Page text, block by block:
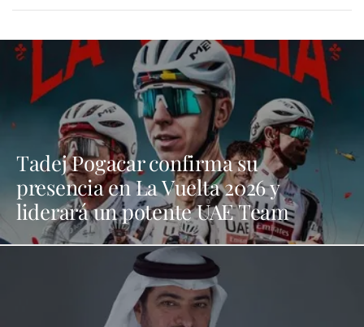
Tadej Pogacar confirma su
presencia en La Vuelta 2026 y
liderará un potente UAE Team